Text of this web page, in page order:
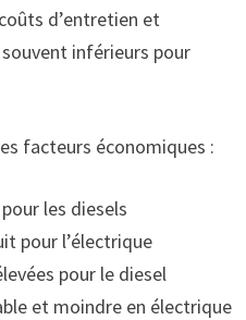
d’entretien et
inférieurs pour
facteurs économiques :
les diesels
pour l’électrique
pour le diesel
et moindre en électrique